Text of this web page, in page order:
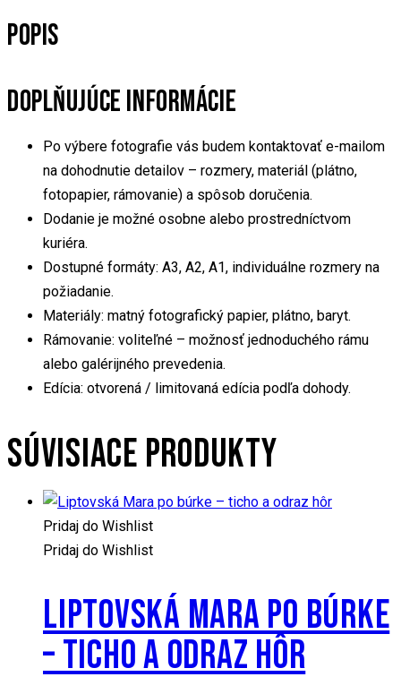
POPIS
DOPLŇUJÚCE INFORMÁCIE
Po výbere fotografie vás budem kontaktovať e-mailom
na dohodnutie detailov – rozmery, materiál (plátno,
fotopapier, rámovanie) a spôsob doručenia.
Dodanie je možné osobne alebo prostredníctvom
kuriéra.
Dostupné formáty: A3, A2, A1, individuálne rozmery na
požiadanie.
Materiály: matný fotografický papier, plátno, baryt.
Rámovanie: voliteľné – možnosť jednoduchého rámu
alebo galérijného prevedenia.
Edícia: otvorená / limitovaná edícia podľa dohody.
SÚVISIACE PRODUKTY
Pridaj do Wishlist
Pridaj do Wishlist
LIPTOVSKÁ MARA PO BÚRKE
– TICHO A ODRAZ HÔR